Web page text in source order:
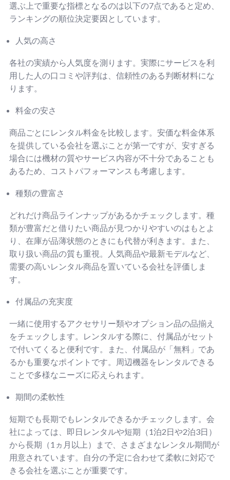
選ぶ上で重要な指標となるのは以下の7点であると定め、
ランキングの順位決定要因としています。
人気の高さ
各社の実績から人気度を測ります。実際にサービスを利
用した人の口コミや評判は、信頼性のある判断材料にな
ります。
料金の安さ
商品ごとにレンタル料金を比較します。安価な料金体系
を提供している会社を選ぶことが第一ですが、安すぎる
場合には機材の質やサービス内容が不十分であることも
あるため、コストパフォーマンスも考慮します。
種類の豊富さ
どれだけ商品ラインナップがあるかチェックします。種
類が豊富だと借りたい商品が見つかりやすいのはもとよ
り、在庫が品薄状態のときにも代替が利きます。また、
取り扱い商品の質も重視。人気商品や最新モデルなど、
需要の高いレンタル商品を置いている会社を評価しま
す。
付属品の充実度
一緒に使用するアクセサリー類やオプション品の品揃え
をチェックします。レンタルする際に、付属品がセット
で付いてくると便利です。また、付属品が「無料」であ
るかも重要なポイントです。周辺機器をレンタルできる
ことで多様なニーズに応えられます。
期間の柔軟性
短期でも長期でもレンタルできるかチェックします。会
社によっては、即日レンタルや短期（1泊2日や2泊3日）
から長期（1ヵ月以上）まで、さまざまなレンタル期間が
用意されています。自分の予定に合わせて柔軟に対応で
きる会社を選ぶことが重要です。